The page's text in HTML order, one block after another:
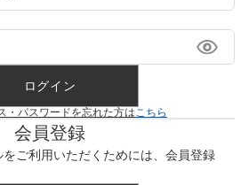
ログイン
・パスワードを忘れた方はこちら
会員登録
ご利用いただくためには、会員登録